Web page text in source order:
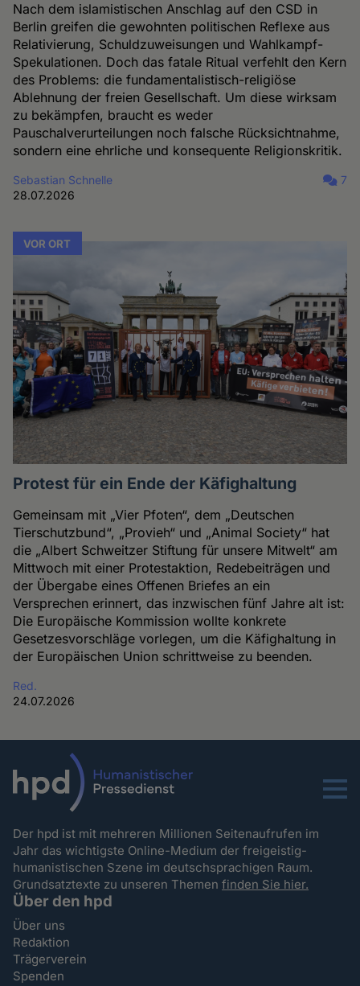
Nach dem islamistischen Anschlag auf den CSD in
Berlin greifen die gewohnten politischen Reflexe aus
Relativierung, Schuldzuweisungen und Wahlkampf-
Spekulationen. Doch das fatale Ritual verfehlt den Kern
des Problems: die fundamentalistisch-religiöse
Ablehnung der freien Gesellschaft. Um diese wirksam
zu bekämpfen, braucht es weder
Pauschalverurteilungen noch falsche Rücksichtnahme,
sondern eine ehrliche und konsequente Religionskritik.
Sebastian Schnelle
28.07.2026
7
VOR ORT
Protest für ein Ende der Käfighaltung
Gemeinsam mit „Vier Pfoten“, dem „Deutschen
Tierschutzbund“, „Provieh“ und „Animal Society“ hat
die „Albert Schweitzer Stiftung für unsere Mitwelt“ am
Mittwoch mit einer Protestaktion, Redebeiträgen und
der Übergabe eines Offenen Briefes an ein
Versprechen erinnert, das inzwischen fünf Jahre alt ist:
Die Europäische Kommission wollte konkrete
Gesetzesvorschläge vorlegen, um die Käfighaltung in
der Europäischen Union schrittweise zu beenden.
Red.
24.07.2026
Menu
Der hpd ist mit mehreren Millionen Seitenaufrufen im
Jahr das wichtigste Online-Medium der freigeistig-
humanistischen Szene im deutschsprachigen Raum.
Grundsatztexte zu unseren Themenfinden Sie hier.
Über den hpd
Über uns
Redaktion
Trägerverein
Spenden